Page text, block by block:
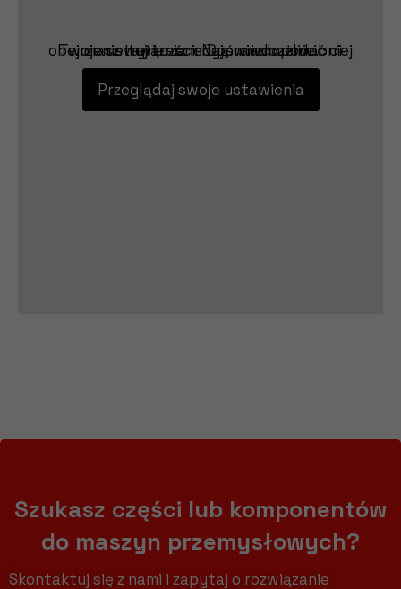
Twoje ustawienia mogą uniemożliwić ci obejrzenie tej treści. Najprawdopodobniej masz wyłączone Doświadczenie.
Przeglądaj swoje ustawienia
Szukasz części lub komponentów
do maszyn przemysłowych?
Skontaktuj się z nami i zapytaj o rozwiązanie